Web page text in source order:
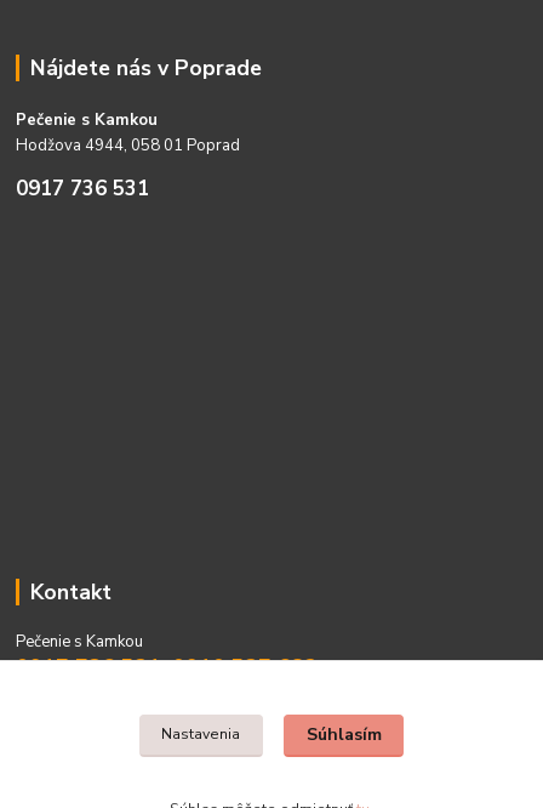
Nájdete nás v Poprade
Pečenie s Kamkou
Hodžova 4944, 058 01 Poprad
0917 736 531
Kontakt
Pečenie s Kamkou
0917 736 531, 0910 537 682
Nastavenia Súhlasím